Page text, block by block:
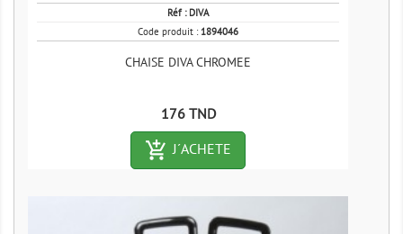
Réf : DIVA
Code produit : 1894046
CHAISE DIVA CHROMEE
Prix
176 TND
add_shopping_cart-outlined
J´ACHETE